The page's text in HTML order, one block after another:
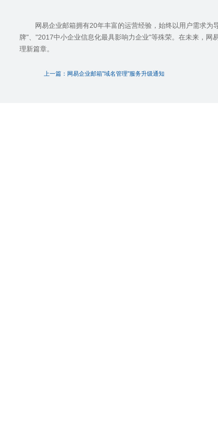
网易企业邮箱拥有20年丰富的运营经验，始终以用户需求为
牌" "2017中小企业信息化最具影响力企业"等殊荣。在未来，网
理新篇章。
上一篇：网易企业邮箱"域名管理"服务升级通知